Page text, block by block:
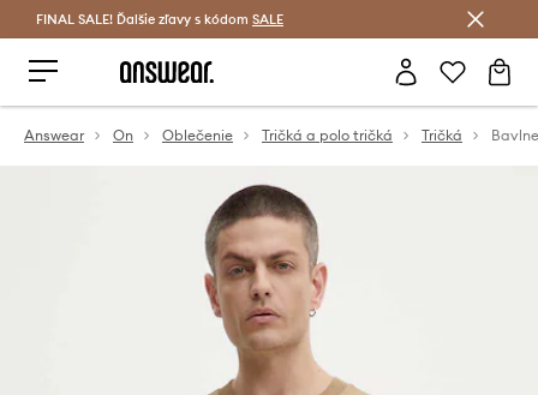
Šetrite s Answear Club >
FINAL SALE! Ďalšie zľavy s kódom SALE
Answear On Oblečenie Tričká a polo tričká Tričká